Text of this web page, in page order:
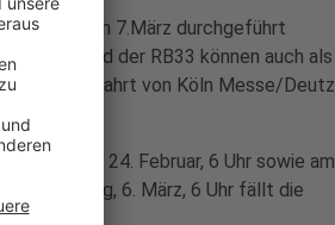
die bis zum 7.März durchgeführt
RE9 und der RB33 können auch als
die Fahrt von Köln Messe/Deutz
Montag, 24. Februar, 6 Uhr sowie am
bis Montag, 6. März, 6 Uhr fällt die